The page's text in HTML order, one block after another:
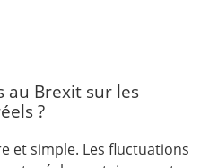
au Brexit sur les
?
et simple. Les fluctuations